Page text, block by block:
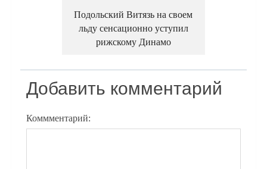
Подольский Витязь на своем
льду сенсационно уступил
рижскому Динамо
Добавить комментарий
Коммментарий: